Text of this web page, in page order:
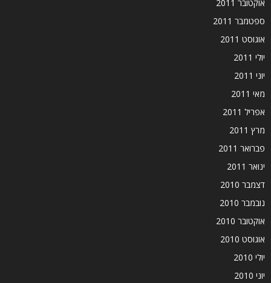
אוקטובר 2011
ספטמבר 2011
אוגוסט 2011
יולי 2011
יוני 2011
מאי 2011
אפריל 2011
מרץ 2011
פברואר 2011
ינואר 2011
דצמבר 2010
נובמבר 2010
אוקטובר 2010
אוגוסט 2010
יולי 2010
יוני 2010